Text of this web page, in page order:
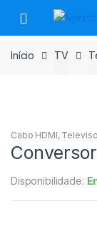
para
navegação
para
o
conteúdo
Início TV
Cabo HDMI,
Disponibilidade: